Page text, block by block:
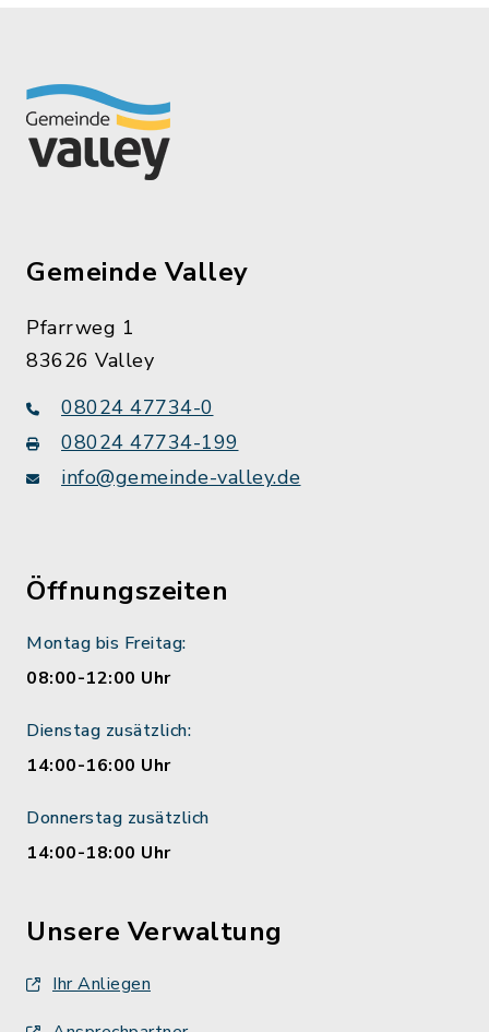
Gemeinde Valley
Pfarrweg 1
83626 Valley
08024 47734-0
08024 47734-199
info@gemeinde-valley.de
Öffnungszeiten
Montag bis Freitag:
08:00-12:00 Uhr
Dienstag zusätzlich:
14:00-16:00 Uhr
Donnerstag zusätzlich
14:00-18:00 Uhr
Unsere Verwaltung
Ihr Anliegen